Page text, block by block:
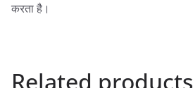
करता है।
Related products